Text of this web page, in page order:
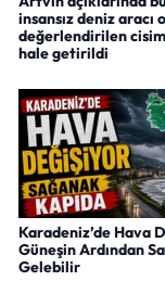
insansız deniz aracı
değerlendirilen
hale getirildi
Karadeniz’de Hava
Güneşin Ardından
Gelebilir